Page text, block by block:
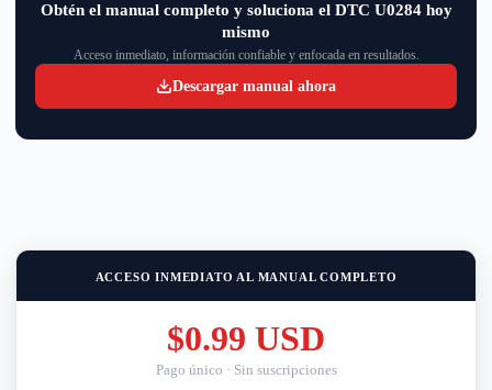
Obtén el manual completo y soluciona el DTC U0284 hoy
mismo
Acceso inmediato, información confiable y enfocada en resultados.
Descargar manual ahora
ACCESO INMEDIATO AL MANUAL COMPLETO
$0.99 USD
Pago único · Sin suscripciones